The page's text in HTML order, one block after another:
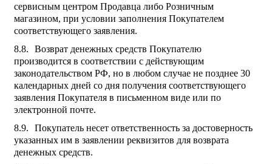
сервисным центром Продавца либо Розничным
магазином, при условии заполнения Покупателем
соответствующего заявления.
Возврат денежных средств Покупателю
производится в соответствии с действующим
законодательством РФ, но в любом случае не позднее 30
календарных дней со дня получения соответствующего
заявления Покупателя в письменном виде или по
электронной почте.
Покупатель несет ответственность за достоверность
указанных им в заявлении реквизитов для возврата
денежных средств.